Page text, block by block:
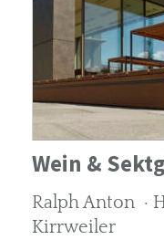
Wein &
Ralph Anton ·
Kirrweiler